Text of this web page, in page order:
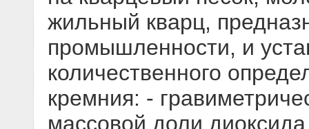
жильный кварц,
промышленности, и
количественного
кремния: -
массовой доли